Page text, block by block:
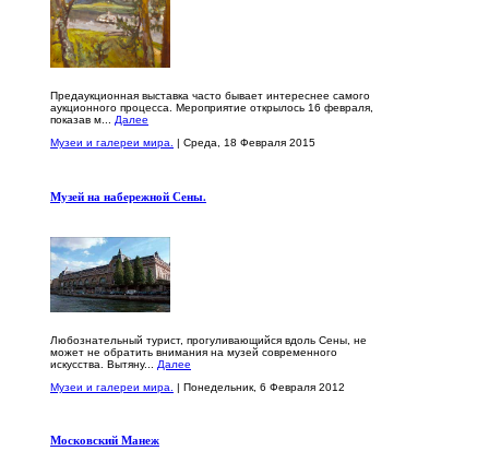
Предаукционная выставка часто бывает интереснее самого
аукционного процесса. Мероприятие открылось 16 февраля,
показав м... Далее
Музеи и галереи мира. | Среда, 18 Февраля 2015
Музей на набережной Сены.
Любознательный турист, прогуливающийся вдоль Сены, не
может не обратить внимания на музей современного
искусства. Вытяну... Далее
Музеи и галереи мира.
| Понедельник, 6 Февраля 2012
Московский Манеж